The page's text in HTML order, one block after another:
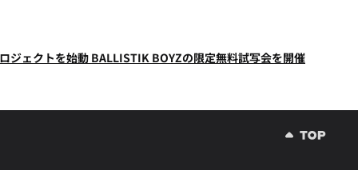
VIVANT』が2週連続の首位！TVer、ABEMAともに安定のラインナップ
ェクトを始動 BALLISTIK BOYZの限定無料試写会を開催